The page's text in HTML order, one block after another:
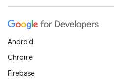
Android
Chrome
Firebase